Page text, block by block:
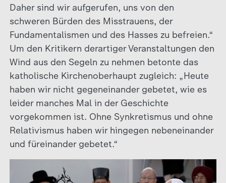
Daher sind wir aufgerufen, uns von den
schweren Bürden des Misstrauens, der
Fundamentalismen und des Hasses zu befreien.“
Um den Kritikern derartiger Veranstaltungen den
Wind aus den Segeln zu nehmen betonte das
katholische Kirchenoberhaupt zugleich: „Heute
haben wir nicht gegeneinander gebetet, wie es
leider manches Mal in der Geschichte
vorgekommen ist. Ohne Synkretismus und ohne
Relativismus haben wir hingegen nebeneinander
und füreinander gebetet.“